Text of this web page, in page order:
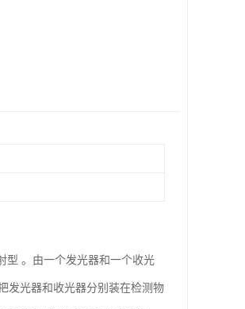
型 。由一个发光器和一个收光
发光器和收光器分别装在检测物